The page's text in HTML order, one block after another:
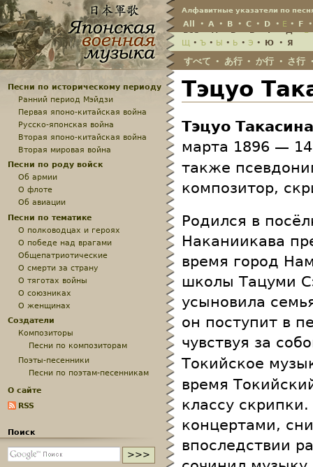
Алфавитные указатели по
All • A • B • C • D • E • F
Всё•А•Б•В•Г•Д•Е
Щ • Ъ • Ы • Ь • Э • Ю • Я
すべて • あ行 • か行 • さ行
Тэцуо
Тэцуо Такасина
марта 1896 —
также
композитор,
Родился в
Наканиикава
время город
школы Тацуми
усыновила
он поступит в
чувствуя за
Токийское
время
классу
концертами,
впоследствии
Песни по историческому периоду
Ранний период Мэйдзи
Первая японо-китайская война
Русско-японская война
Вторая японо-китайская война
Вторая мировая война
Песни по роду войск
Об армии
О флоте
Об авиации
Песни по тематике
О полководцах и героях
О победе над врагами
Общепатриотические
О смерти за страну
О тяготах войны
О союзниках
О женщинах
Создатели
Композиторы
Песни по композиторам
Поэты-песенники
Песни по поэтам-песенникам
О сайте
RSS
Поиск